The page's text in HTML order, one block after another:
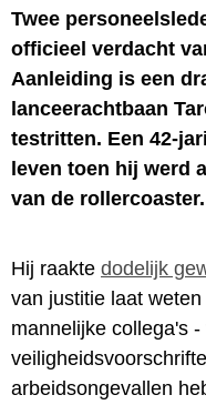
Twee
officieel verdacht
Aanleiding is een
lanceerachtbaan
testritten. Een 42-
leven toen hij werd
van de rollercoaster.
Hij raakte dodelijk
van justitie laat
mannelijke collega's
arbeidsongevallen